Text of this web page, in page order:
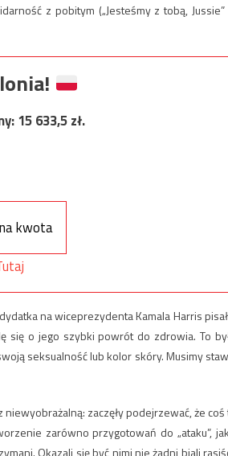
z pobitym („Jesteśmy z tobą,
15 633,5zł.
kwota
na wiceprezydenta Kamala Harris
się o jego szybki powrót do zdrowia. To
seksualność lub kolor skóry. Musimy
zaczęły podejrzewać, że coś
zarówno przygotowań do „ataku”,
Okazali się być nimi nie żadni biali